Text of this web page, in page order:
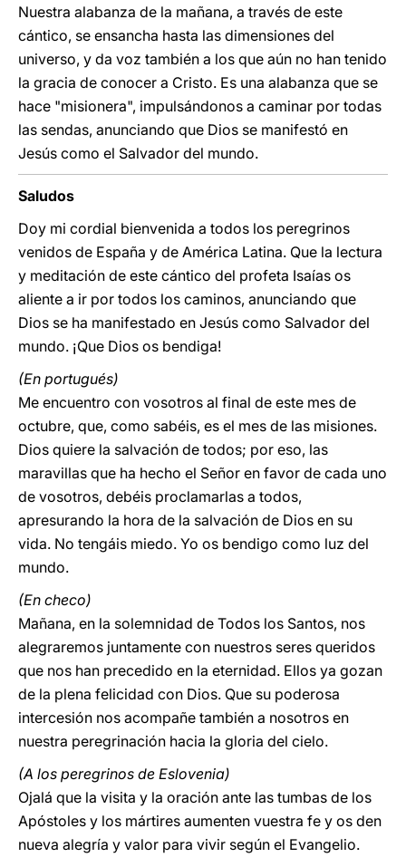
Nuestra alabanza de la mañana, a través de este
cántico, se ensancha hasta las dimensiones del
universo, y da voz también a los que aún no han tenido
la gracia de conocer a Cristo. Es una alabanza que se
hace "misionera", impulsándonos a caminar por todas
las sendas, anunciando que Dios se manifestó en
Jesús como el Salvador del mundo.
Saludos
Doy mi cordial bienvenida a todos los peregrinos
venidos de España y de América Latina. Que la lectura
y meditación de este cántico del profeta Isaías os
aliente a ir por todos los caminos, anunciando que
Dios se ha manifestado en Jesús como Salvador del
mundo. ¡Que Dios os bendiga!
(En portugués)
Me encuentro con vosotros al final de este mes de
octubre, que, como sabéis, es el mes de las misiones.
Dios quiere la salvación de todos; por eso, las
maravillas que ha hecho el Señor en favor de cada uno
de vosotros, debéis proclamarlas a todos,
apresurando la hora de la salvación de Dios en su
vida. No tengáis miedo. Yo os bendigo como luz del
mundo.
(En checo)
Mañana, en la solemnidad de Todos los Santos, nos
alegraremos juntamente con nuestros seres queridos
que nos han precedido en la eternidad. Ellos ya gozan
de la plena felicidad con Dios. Que su poderosa
intercesión nos acompañe también a nosotros en
nuestra peregrinación hacia la gloria del cielo.
(A los peregrinos de Eslovenia)
Ojalá que la visita y la oración ante las tumbas de los
Apóstoles y los mártires aumenten vuestra fe y os den
nueva alegría y valor para vivir según el Evangelio.